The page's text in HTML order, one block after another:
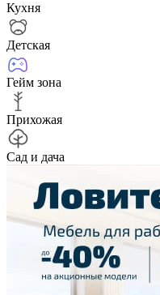
Кухня
Детская
Гейм зона
Прихожая
Сад и дача